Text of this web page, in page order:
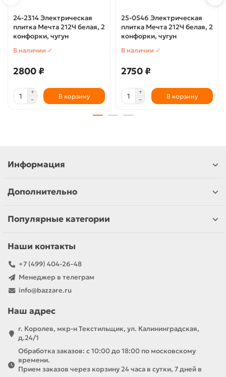
24-2314 Электрическая
плитка Мечта 212Ч белая, 2
конфорки, чугун
В наличии ✓
2800 ₽
В корзину
25-0546 Электрическая
плитка Мечта 212Ч белая, 2
конфорки, чугун
В наличии ✓
2750 ₽
В корзину
Информация
Дополнительно
Популярные категории
Наши контакты
+7 (499) 404-26-48
Менеджер в телеграм
info@bazzare.ru
Наш адрес
г. Королев, мкр-н Текстильщик, ул. Калининградская,
д.24/1
Обработка заказов: с 10:00 до 18:00 по московскому
времени.
Прием заказов через корзину 24 часа в сутки, 7 дней в